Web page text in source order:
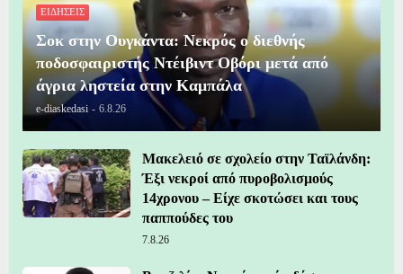
ΕΙΔΗΣΕΙΣ
Σοκ στην Ουγκάντα: Νεκρός ο διεθνής
ποδοσφαιριστής Ντέιβιντ Οβόρι μετά από
άγρια ληστεία στην Καμπάλα
e-diaskedasi - 6.8.26
Μακελειό σε σχολείο στην Ταϊλάνδη:
Έξι νεκροί από πυροβολισμούς
14χρονου – Είχε σκοτώσει και τους
παππούδες του
7.8.26